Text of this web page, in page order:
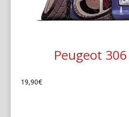
Peugeot
19,90€